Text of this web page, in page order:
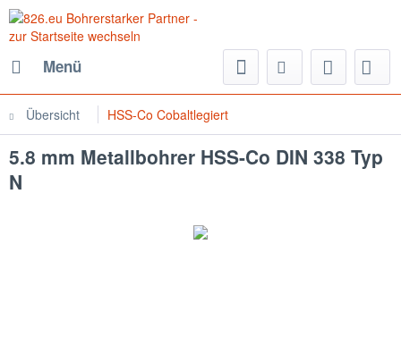
Menü
Übersicht HSS-Co Cobaltlegiert
5.8 mm Metallbohrer HSS-Co DIN 338 Typ
N